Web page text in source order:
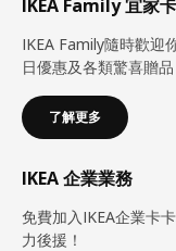
IKEA Family 宜家
IKEA Family隨時歡迎
日優惠及各類驚喜贈品
了解更多
IKEA 企業業務
免費加入IKEA企業卡
力後援！